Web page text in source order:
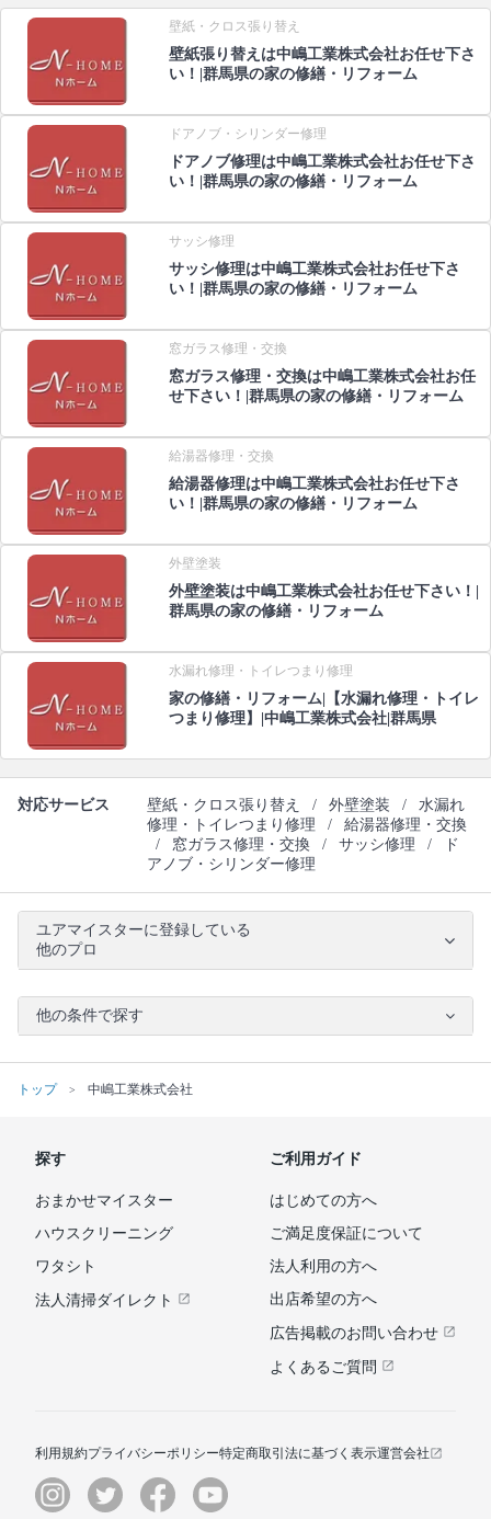
壁紙・クロス張り替え
壁紙張り替えは中嶋工業株式会社お任せ下さ
い！|群馬県の家の修繕・リフォーム
ドアノブ・シリンダー修理
ドアノブ修理は中嶋工業株式会社お任せ下さ
い！|群馬県の家の修繕・リフォーム
サッシ修理
サッシ修理は中嶋工業株式会社お任せ下さ
い！|群馬県の家の修繕・リフォーム
窓ガラス修理・交換
窓ガラス修理・交換は中嶋工業株式会社お任
せ下さい！|群馬県の家の修繕・リフォーム
給湯器修理・交換
給湯器修理は中嶋工業株式会社お任せ下さ
い！|群馬県の家の修繕・リフォーム
外壁塗装
外壁塗装は中嶋工業株式会社お任せ下さい！|
群馬県の家の修繕・リフォーム
水漏れ修理・トイレつまり修理
家の修繕・リフォーム|【水漏れ修理・トイレ
つまり修理】|中嶋工業株式会社|群馬県
対応サービス 壁紙・クロス張り替え / 外壁塗装 /
水漏れ
修理・トイレつまり修理
/
給湯器修理・交換
/
窓ガラス修理・交換 / サッシ修理 /
ド
アノブ・シリンダー修理
ユアマイスターに登録している
他のプロ
他の条件で探す
トップ 中嶋工業株式会社
探す
おまかせマイスター
ハウスクリーニング
ワタシト
法人清掃ダイレクト
ご利用ガイド
はじめての方へ
ご満足度保証について
法人利用の方へ
出店希望の方へ
広告掲載のお問い合わせ
よくあるご質問
利用規約プライバシーポリシー特定商取引法に基づく表示運営会社